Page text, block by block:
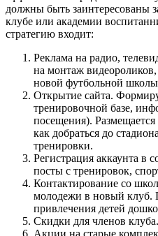
должны быть заинтересованы
клубе или академии
стратегию входит:
Реклама на радио,
на монтаж видеороликов,
новой футбольной
Открытие сайта.
тренировочной базе,
посещения).
как добраться до
тренировки.
Регистрация аккаунта в
посты с тренировок,
Контактирование со
молодежи в новый клуб.
привлечения детей
Скидки для членов клуба.
Акции на старые